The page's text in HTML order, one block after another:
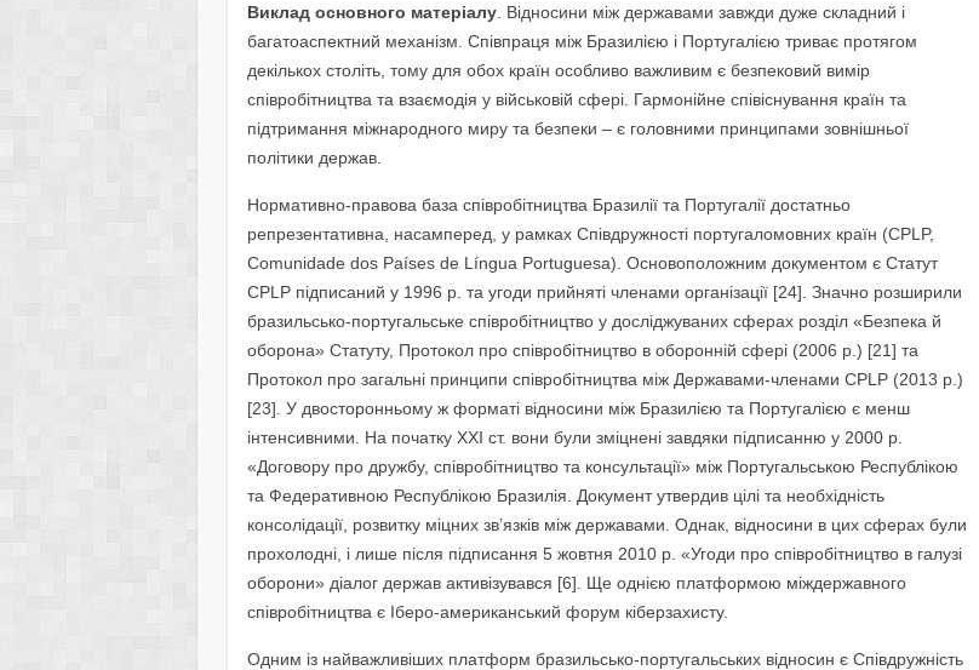
Виклад основного матеріалу . Відносини між державами завжди дуже складний і
багатоаспектний механізм. Співпраця між Бразилією і Португалією триває протягом
декількох століть, тому для обох країн особливо важливим є безпековий вимір
співробітництва та взаємодія у військовій сфері. Гармонійне співіснування країн та
підтримання міжнародного миру та безпеки – є головними принципами зовнішньої
політики держав.
Нормативно-правова база співробітництва Бразилії та Португалії достатньо
репрезентативна, насамперед, у рамках Співдружності португаломовних країн (CPLP,
Comunidade dos Países de Língua Portuguesa). Основоположним документом є Статут
CPLP підписаний у 1996 р. та угоди прийняті членами організації [24]. Значно розширили
бразильсько-португальське співробітництво у досліджуваних сферах розділ «Безпека й
оборона» Статуту, Протокол про співробітництво в оборонній сфері (2006 р.) [21] та
Протокол про загальні принципи співробітництва між Державами-членами CPLP (2013 р.)
[23]. У двосторонньому ж форматі відносини між Бразилією та Португалією є менш
інтенсивними. На початку ХХІ ст. вони були зміцнені завдяки підписанню у 2000 р.
«Договору про дружбу, співробітництво та консультації» між Португальською Республікою
та Федеративною Республікою Бразилія. Документ утвердив цілі та необхідність
консолідації, розвитку міцних зв’язків між державами. Однак, відносини в цих сферах були
прохолодні, і лише після підписання 5 жовтня 2010 р. «Угоди про співробітництво в галузі
оборони» діалог держав активізувався [6]. Ще однією платформою міждержавного
співробітництва є Іберо-американський форум кіберзахисту.
Одним із найважливіших платформ бразильсько-португальських відносин є Співдружність